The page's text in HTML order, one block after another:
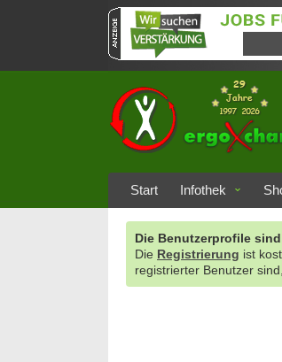
Start Infothek
Die Benutzerprofile
Die Registrierung ist
registrierter Benutzer